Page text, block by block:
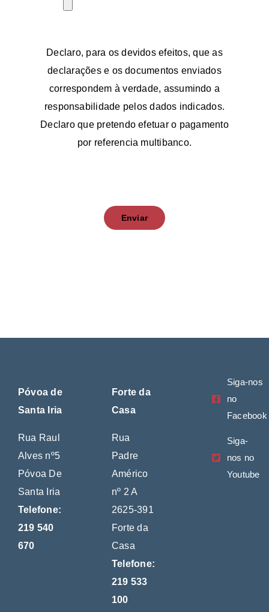
Declaro, para os devidos efeitos, que as
declarações e os documentos enviados
correspondem à verdade, assumindo a
responsabilidade pelos dados indicados.
Declaro que pretendo efetuar o pagamento
por referencia multibanco.
Póvoa de
Santa Iria
Rua Raul
Alves nº5
Póvoa De
Santa Iria
Telefone:
219 540
670
Forte da
Casa
Rua
Padre
Américo
nº 2 A
2625-391
Forte da
Casa
Telefone:
219 533
100
Siga-nos
no
Facebook
Siga-
nos no
Youtube